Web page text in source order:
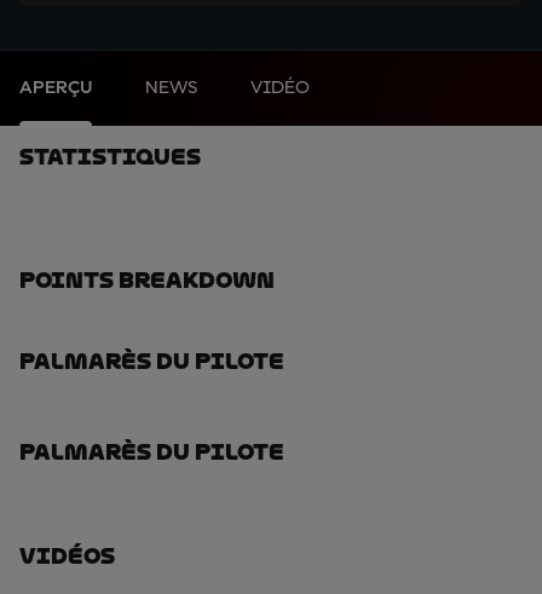
APERÇU NEWS VIDÉO
Statistiques
Points Breakdown
Palmarès Du Pilote
Palmarès Du Pilote
Vidéos